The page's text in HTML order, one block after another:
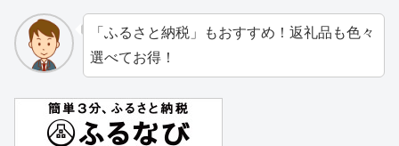
「ふるさと納税」もおすすめ！返礼品も色々
選べてお得！